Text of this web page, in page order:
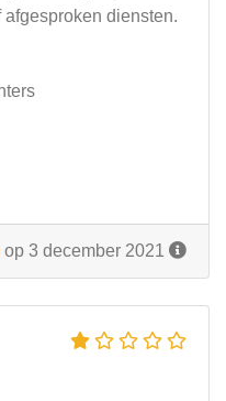
diensten.
op 3 december 2021